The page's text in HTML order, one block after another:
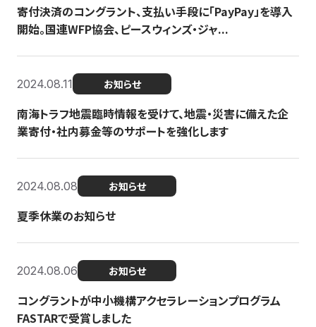
寄付決済のコングラント、支払い手段に「PayPay」を導入
開始。国連WFP協会、ピースウィンズ・ジャ...
2024.08.11 お知らせ
南海トラフ地震臨時情報を受けて、地震・災害に備えた企
業寄付・社内募金等のサポートを強化します
2024.08.08 お知らせ
夏季休業のお知らせ
2024.08.06 お知らせ
コングラントが中小機構アクセラレーションプログラム
FASTARで受賞しました